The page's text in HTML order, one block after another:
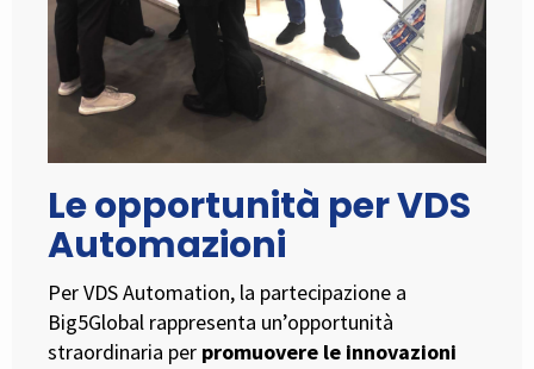
Le opportunità per VDS
Automazioni
Per VDS Automation, la partecipazione a
Big5Global rappresenta un’opportunità
straordinaria per promuovere le innovazioni